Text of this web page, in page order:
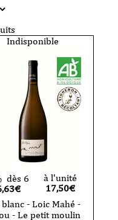
Indisponible
dès 6
à l'unité
17,50€
- Loic Mahé -
- Le petit moulin